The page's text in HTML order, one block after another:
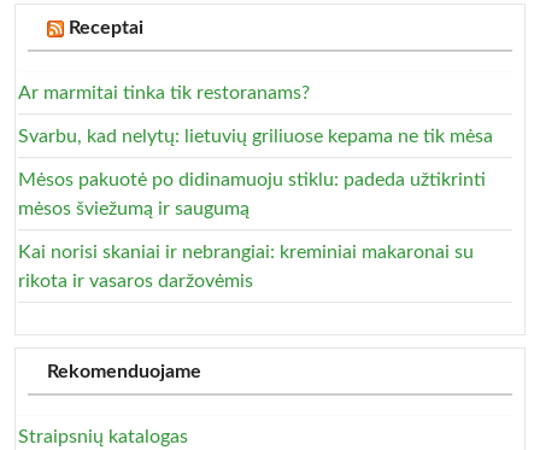
Receptai
Ar marmitai tinka tik restoranams?
Svarbu, kad nelytų: lietuvių griliuose kepama ne tik mėsa
Mėsos pakuotė po didinamuoju stiklu: padeda užtikrinti
mėsos šviežumą ir saugumą
Kai norisi skaniai ir nebrangiai: kreminiai makaronai su
rikota ir vasaros daržovėmis
Rekomenduojame
Straipsnių katalogas